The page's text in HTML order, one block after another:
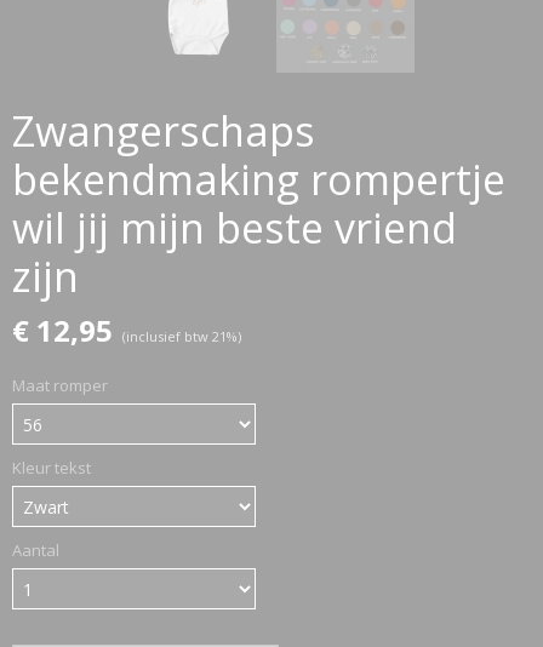
Zwangerschaps
bekendmaking rompertje
wil jij mijn beste vriend
zijn
€ 12,95 (inclusief btw 21%)
Maat romper
Kleur tekst
Aantal